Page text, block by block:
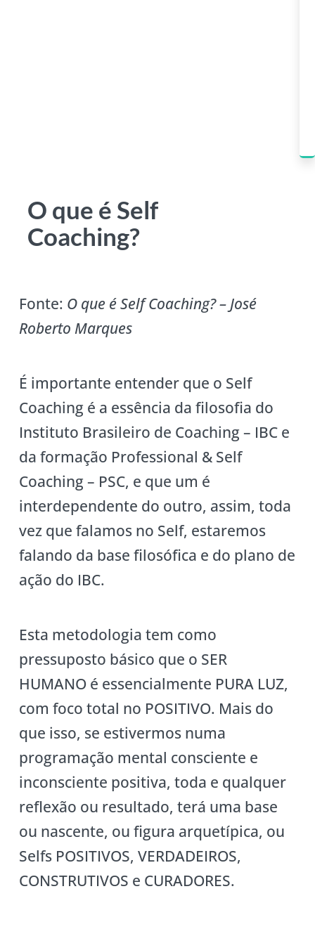
O que é Self
Coaching?
Fonte: O que é Self Coaching? – José
Roberto Marques
É importante entender que o Self
Coaching é a essência da filosofia do
Instituto Brasileiro de Coaching – IBC e
da formação Professional & Self
Coaching – PSC, e que um é
interdependente do outro, assim, toda
vez que falamos no Self, estaremos
falando da base filosófica e do plano de
ação do IBC.
Esta metodologia tem como
pressuposto básico que o SER
HUMANO é essencialmente PURA LUZ,
com foco total no POSITIVO. Mais do
que isso, se estivermos numa
programação mental consciente e
inconsciente positiva, toda e qualquer
reflexão ou resultado, terá uma base
ou nascente, ou figura arquetípica, ou
Selfs POSITIVOS, VERDADEIROS,
CONSTRUTIVOS e CURADORES.